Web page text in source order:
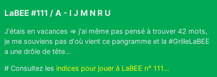
LaBEE #111 / A - I J M N R U
J'étais en vacances => j'ai même pas pensé à trouver 42 mots,
je me souviens pas d'où vient ce pangramme et la #GrilleLaBEE
a une drôle de tête...
# Consultez les indices pour jouer à LaBEE n° 111...